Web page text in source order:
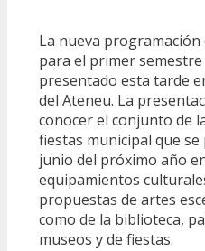
La nueva
para el primer semestre
presentado esta tarde
del Ateneu. La
conocer el conjunto de
fiestas municipal que
junio del próximo año
equipamientos
propuestas de artes
como de la biblioteca,
museos y de fiestas.